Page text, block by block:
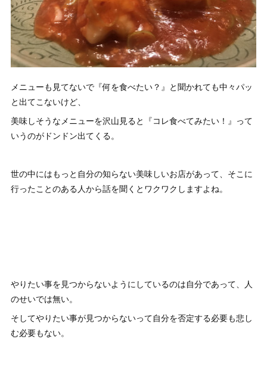
メニューも見てないで『何を食べたい？』と聞かれても中々パッ
と出てこないけど、
美味しそうなメニューを沢山見ると『コレ食べてみたい！』って
いうのがドンドン出てくる。
世の中にはもっと自分の知らない美味しいお店があって、そこに
行ったことのある人から話を聞くとワクワクしますよね。
やりたい事を見つからないようにしているのは自分であって、人
のせいでは無い。
そしてやりたい事が見つからないって自分を否定する必要も悲し
む必要もない。